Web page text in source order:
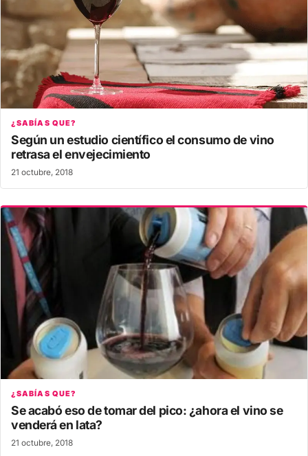
¿SABÍAS QUE?
Según un estudio científico el consumo de vino
retrasa el envejecimiento
21 octubre, 2018
¿SABÍAS QUE?
Se acabó eso de tomar del pico: ¿ahora el vino se
venderá en lata?
21 octubre, 2018